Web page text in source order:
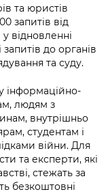
чи
of
mass
та юристів
запитів від
відновленні
до органів
та суду.
інформаційно-
людям з
внутрішньо
студентам і
війни. Для
та експерти, які
стежать за
безкоштовні